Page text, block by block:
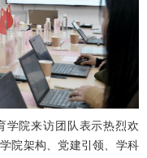
学院来访团队表示热烈欢
院架构、党建引领、学科